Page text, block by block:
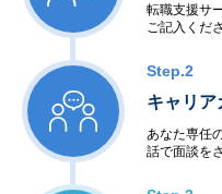
転職支援サ
ご記入くだ
Step.2
キャリア
あなた専任
話で面談を